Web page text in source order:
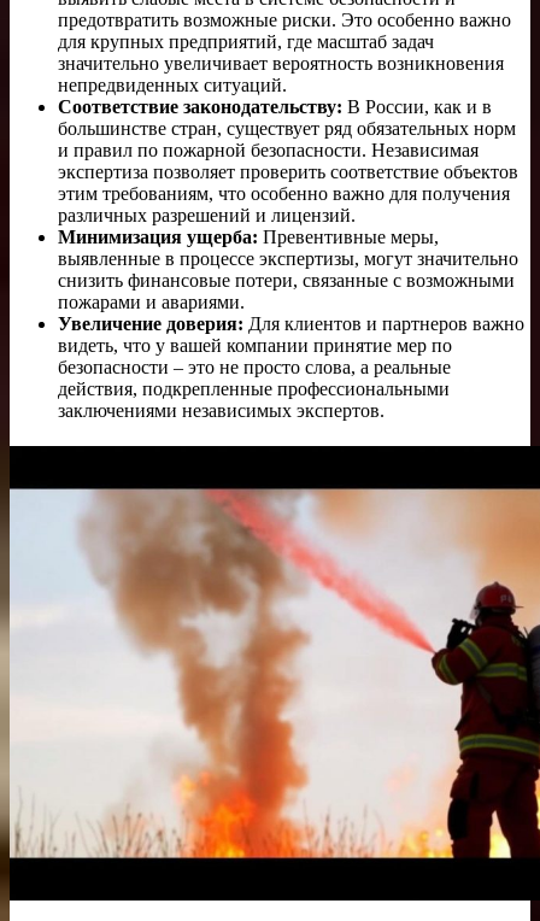
предотвратить возможные риски. Это особенно важно
для крупных предприятий, где масштаб задач
значительно увеличивает вероятность возникновения
непредвиденных ситуаций.
Соответствие законодательству: В России, как и в
большинстве стран, существует ряд обязательных норм
и правил по пожарной безопасности. Независимая
экспертиза позволяет проверить соответствие объектов
этим требованиям, что особенно важно для получения
различных разрешений и лицензий.
Минимизация ущерба: Превентивные меры,
выявленные в процессе экспертизы, могут значительно
снизить финансовые потери, связанные с возможными
пожарами и авариями.
Увеличение доверия: Для клиентов и партнеров важно
видеть, что у вашей компании принятие мер по
безопасности – это не просто слова, а реальные
действия, подкрепленные профессиональными
заключениями независимых экспертов.